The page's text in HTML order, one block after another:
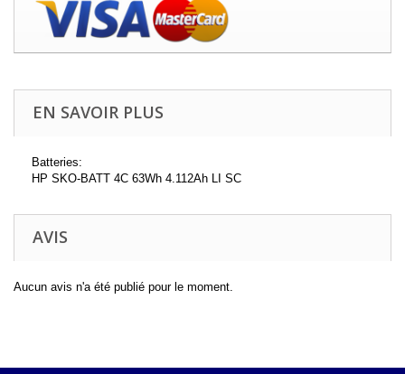
EN SAVOIR PLUS
Batteries:
HP SKO-BATT 4C 63Wh 4.112Ah LI SC
AVIS
Aucun avis n'a été publié pour le moment.